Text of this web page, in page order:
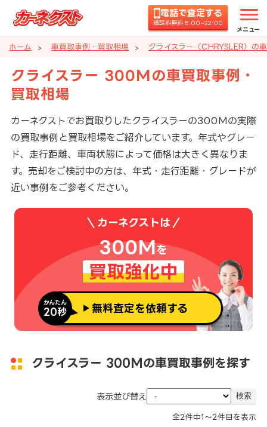
電話で査定する
通話料無料 8:00~22:00
メニュー
ホーム 車買取事例・買取相場 クライスラー（CHRYSLER）の
クライスラー 300Mの車買取事例・
買取相場
カーネクストでお買取りしたクライスラーの300Mの実際
の買取事例と買取相場をご紹介しています。年式やグレー
ド、走行距離、車両状態によって価格は大きく異なりま
す。売却をご検討中の方は、年式・走行距離・グレードが
近い事例をご参考ください。
カーネクストは
300Mを
買取強化中
かんたん
20秒 無料査定を依頼する
クライスラー 300Mの車買取事例を探す
表示並び替え
全2件中1～2件目を表示